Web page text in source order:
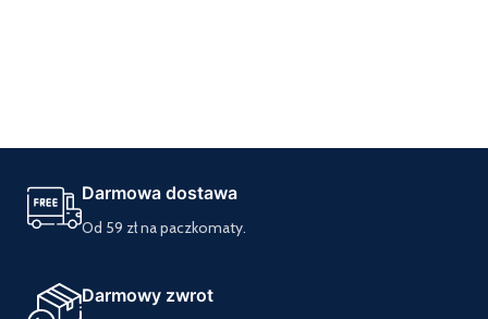
Darmowa dostawa
Od 59 zł na paczkomaty.
Darmowy zwrot